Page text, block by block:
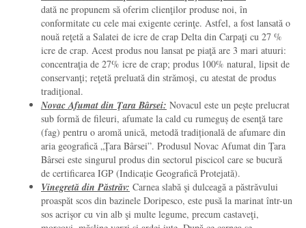
dată ne propunem să oferim clienţilor produse noi, în
conformitate cu cele mai exigente cerinţe. Astfel, a fost lansată o
nouă reţetă a Salatei de icre de crap Delta din Carpaţi cu 27 %
icre de crap. Acest produs nou lansat pe piaţă are 3 mari atuuri:
concentraţia de 27% icre de crap; produs 100% natural, lipsit de
conservanţi; reţetă preluată din strămoşi, cu atestat de produs
tradiţional.
Novac Afumat din Ţara Bârsei: Novacul este un pește prelucrat
sub formă de fileuri, afumate la cald cu rumeguș de esenţă tare
(fag) pentru o aromă unică, metodă tradițională de afumare din
aria geografică „Țara Bârsei”. Produsul Novac Afumat din Țara
Bârsei este singurul produs din sectorul piscicol care se bucură
de certificarea IGP (Indicație Geografică Protejată).
Vinegretă din Păstrăv: Carnea slabă şi dulceagă a păstrăvului
proaspăt scos din bazinele Doripesco, este pusă la marinat într-un
sos acrişor cu vin alb şi multe legume, precum castaveţi,